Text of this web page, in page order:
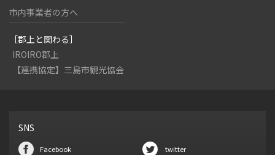
市内事業者の方へ
［郡上と関わる］
IROIRO郡上
【連携協定】三島市観光協会
SNS
Facebook
twitter